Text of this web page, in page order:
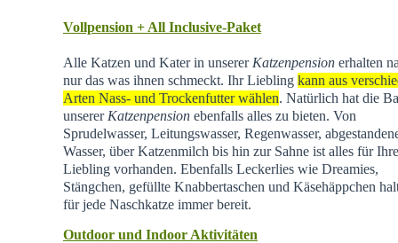
Vollpension + All Inclusive-Paket
Alle Katzen und Kater in unserer Katzenpensionerhalten
nur das was ihnen schmeckt. Ihr Liebling kann aus
Arten Nass- und Trockenfutter wählen. Natürlich hat die
unserer Katzenpensionebenfalls alles zu bieten. Von
Sprudelwasser, Leitungswasser, Regenwasser,
Wasser, über Katzenmilch bis hin zur Sahne ist alles für
Liebling vorhanden. Ebenfalls Leckerlies wie Dreamies,
Stängchen, gefüllte Knabbertaschen und Käsehäppchen
für jede Naschkatze immer bereit.
Outdoor und Indoor Aktivitäten